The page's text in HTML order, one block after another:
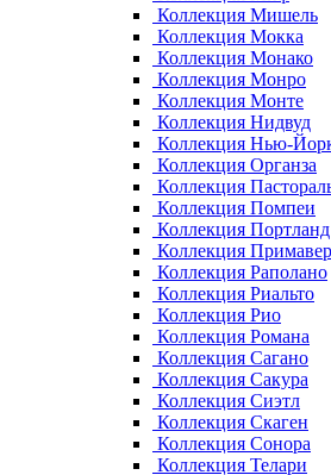
Коллекция Мишель
Коллекция Мокка
Коллекция Монако
Коллекция Монро
Коллекция Монте
Коллекция Нидвуд
Коллекция Нью-
Коллекция Органза
Коллекция
Коллекция Помпеи
Коллекция Портланд
Коллекция
Коллекция Раполано
Коллекция Риальто
Коллекция Рио
Коллекция Романа
Коллекция Сагано
Коллекция Сакура
Коллекция Сиэтл
Коллекция Скаген
Коллекция Сонора
Коллекция Телари